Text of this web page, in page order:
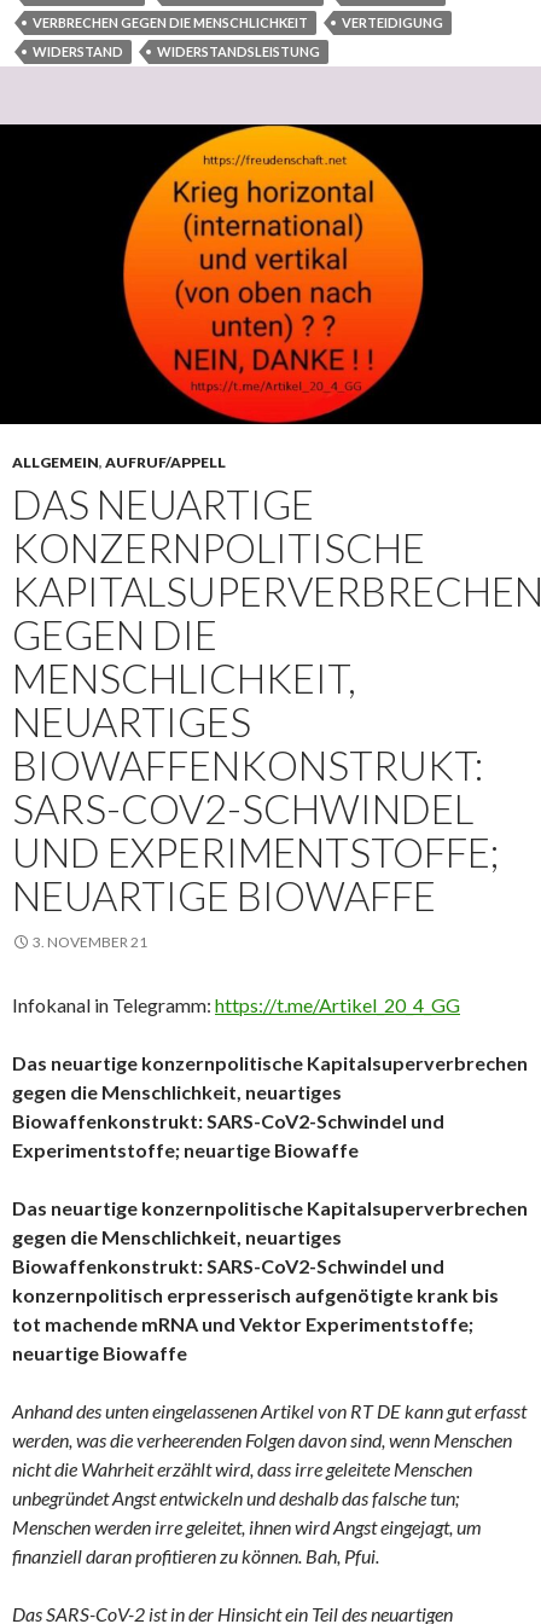
VERBRECHEN GEGEN DIE MENSCHLICHKEIT
VERTEIDIGUNG
WIDERSTAND
WIDERSTANDSLEISTUNG
ALLGEMEIN, AUFRUF/APPELL
DAS NEUARTIGE
KONZERNPOLITISCHE
GEGEN DIE
MENSCHLICHKEIT,
NEUARTIGES
BIOWAFFENKONSTRUKT:
SARS-COV2-SCHWINDEL
UND EXPERIMENTSTOFFE;
NEUARTIGE BIOWAFFE
3. NOVEMBER 21
Infokanal in Telegramm: https://t.me/Artikel_20_4_GG
Das neuartige konzernpolitische Kapitalsuperverbrechen
gegen die Menschlichkeit, neuartiges
Biowaffenkonstrukt: SARS-CoV2-Schwindel und
Experimentstoffe; neuartige Biowaffe
Das neuartige konzernpolitische Kapitalsuperverbrechen
gegen die Menschlichkeit, neuartiges
Biowaffenkonstrukt: SARS-CoV2-Schwindel und
konzernpolitisch erpresserisch aufgenötigte krank bis
tot machende mRNA und Vektor Experimentstoffe;
neuartige Biowaffe
Anhand des unten eingelassenen Artikel von RT DE kann gut erfasst
werden, was die verheerenden Folgen davon sind, wenn Menschen
nicht die Wahrheit erzählt wird, dass irre geleitete Menschen
unbegründet Angst entwickeln und deshalb das falsche tun;
Menschen werden irre geleitet, ihnen wird Angst eingejagt, um
finanziell daran profitieren zu können. Bah, Pfui.
Das SARS-CoV-2 ist in der Hinsicht ein Teil des neuartigen